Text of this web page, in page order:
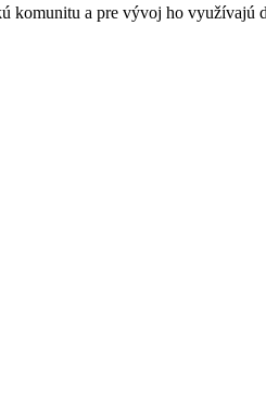
komunitu a pre vývoj ho využívajú